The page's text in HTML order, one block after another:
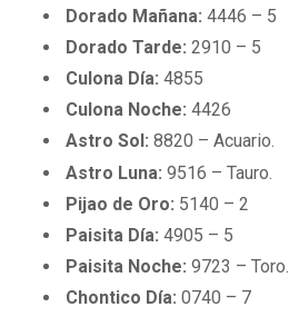
Dorado Mañana:4446 – 5
Dorado Tarde:2910 – 5
Culona Día:4855
Culona Noche:4426
Astro Sol:8820 – Acuario.
Astro Luna:9516 – Tauro.
Pijao de Oro: 5140 – 2
Paisita Día:4905 – 5
Paisita Noche:9723 – Toro.
Chontico Día:0740 – 7